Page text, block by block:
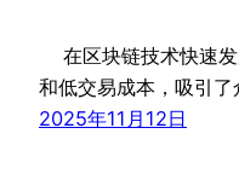
在区块链技术快速发
和低交易成本，吸引
2025年11月12日